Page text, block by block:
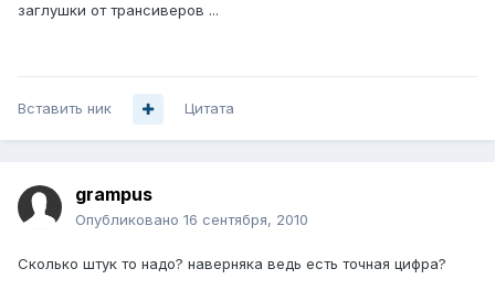
заглушки от трансиверов ...
Вставить ник Цитата
grampus
Опубликовано 16 сентября, 2010
Сколько штук то надо? наверняка ведь есть точная цифра?